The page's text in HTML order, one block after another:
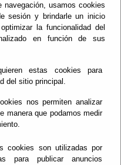
usamos cookies
sesión y brindarle un inicio
la funcionalidad del
en función de sus
estas cookies para
del sitio principal.
nos permiten analizar
manera que podamos medir
cookies son utilizadas por
para publicar anuncios
contribuyentes y demás
de cobranza: